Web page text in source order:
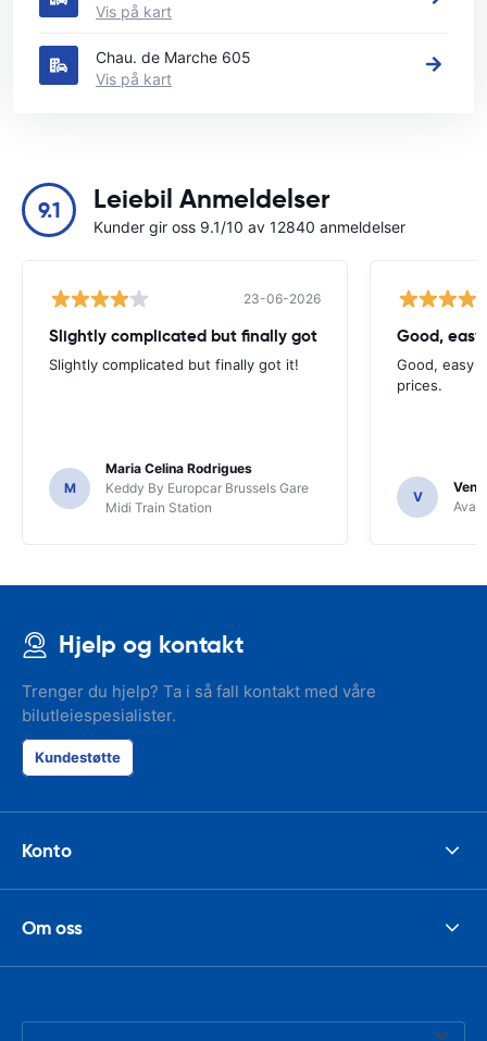
Vis på kart
Chau. de Marche 605
Vis på kart
9.1 Leiebil Anmeldelser
Kunder gir oss 9.1/10 av 12840 anmeldelser
23-06-2026
Slightly complicated but finally got
Slightly complicated but finally got it!
M
Maria Celina Rodrigues
Keddy By Europcar Brussels Gare
Midi Train Station
Good,
Good, easy
prices.
V
Hjelp og kontakt
Trenger du hjelp? Ta i så fall kontakt med våre
bilutleiespesialister.
Kundestøtte
Konto
Om oss